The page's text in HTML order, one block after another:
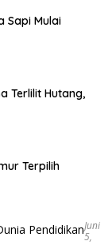
Sapi Mulai
Terlilit Hutang,
Terpilih
Juni
5,